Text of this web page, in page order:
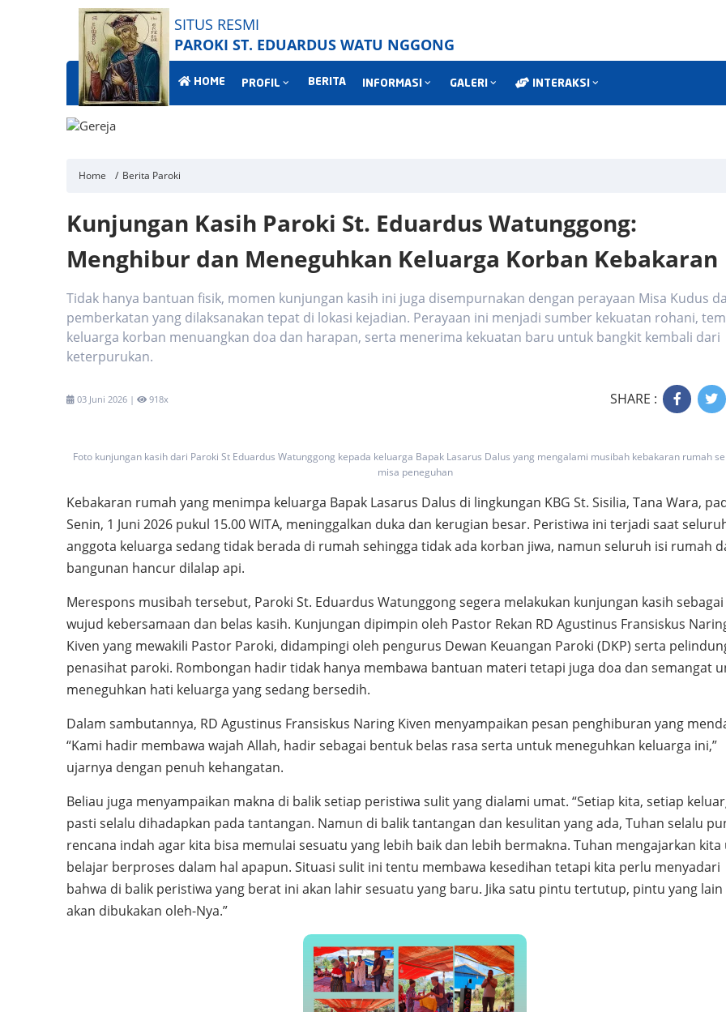
SITUS RESMI
PAROKI ST. EDUARDUS WATU NGGONG
HOME PROFIL BERITA INFORMASI GALERI INTERAKSI
Home Berita Paroki
Kunjungan Kasih Paroki St. Eduardus Watunggong:
Menghibur dan Meneguhkan Keluarga Korban Kebakaran
Tidak hanya bantuan fisik, momen kunjungan kasih ini juga disempurnakan dengan perayaan Misa Kudus
pemberkatan yang dilaksanakan tepat di lokasi kejadian. Perayaan ini menjadi sumber kekuatan rohani,
keluarga korban menuangkan doa dan harapan, serta menerima kekuatan baru untuk bangkit kembali dari
keterpurukan.
03 Juni 2026 | 918x SHARE :
Foto kunjungan kasih dari Paroki St Eduardus Watunggong kepada keluarga Bapak Lasarus Dalus yang mengalami musibah kebakaran rumah
misa peneguhan
Kebakaran rumah yang menimpa keluarga Bapak Lasarus Dalus di lingkungan KBG St. Sisilia, Tana Wara,
Senin, 1 Juni 2026 pukul 15.00 WITA, meninggalkan duka dan kerugian besar. Peristiwa ini terjadi saat
anggota keluarga sedang tidak berada di rumah sehingga tidak ada korban jiwa, namun seluruh isi rumah
bangunan hancur dilalap api.
Merespons musibah tersebut, Paroki St. Eduardus Watunggong segera melakukan kunjungan kasih sebagai
wujud kebersamaan dan belas kasih. Kunjungan dipimpin oleh Pastor Rekan RD Agustinus Fransiskus
Kiven yang mewakili Pastor Paroki, didampingi oleh pengurus Dewan Keuangan Paroki (DKP) serta
penasihat paroki. Rombongan hadir tidak hanya membawa bantuan materi tetapi juga doa dan semangat
meneguhkan hati keluarga yang sedang bersedih.
Dalam sambutannya, RD Agustinus Fransiskus Naring Kiven menyampaikan pesan penghiburan yang
“Kami hadir membawa wajah Allah, hadir sebagai bentuk belas rasa serta untuk meneguhkan keluarga ini,”
ujarnya dengan penuh kehangatan.
Beliau juga menyampaikan makna di balik setiap peristiwa sulit yang dialami umat. “Setiap kita, setiap
pasti selalu dihadapkan pada tantangan. Namun di balik tantangan dan kesulitan yang ada, Tuhan selalu
rencana indah agar kita bisa memulai sesuatu yang lebih baik dan lebih bermakna. Tuhan mengajarkan
belajar berproses dalam hal apapun. Situasi sulit ini tentu membawa kesedihan tetapi kita perlu menyadari
bahwa di balik peristiwa yang berat ini akan lahir sesuatu yang baru. Jika satu pintu tertutup, pintu yang lain
akan dibukakan oleh-Nya.”